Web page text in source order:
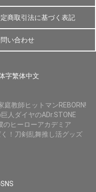
商取引法に基づく表記
い合わせ
字繁体中文
庭教師ヒットマンREBORN!
人 ダイヤのADr.STONE
のヒーローアカデミア
！刀剣乱舞推し活グッズ